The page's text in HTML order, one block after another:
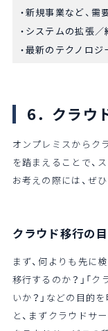
新規事業など、需
システムの拡張
最新のテクノロジ
6．クラウ
オンプレミスからク
を踏まえることで、
お考えの際には、ぜ
クラウド移行の
まず、何よりも先に
移行するのか？」「
いか？」などの目的
と、まずクラウドサ